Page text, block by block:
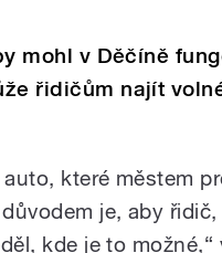
mohl v Děčíně
řidičům najít
auto, které městem
je, aby
kde je to